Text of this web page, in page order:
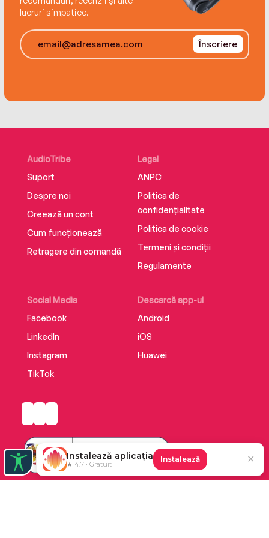
lucruri simpatice.
Înscriere
AudioTribe
Suport
Despre noi
Creează un cont
Cum funcționează
Retragere din comandă
Social Media
Facebook
LinkedIn
Instagram
TikTok
Descarcă app-ul
Android
iOS
Huawei
Legal
ANPC
Politica de
confidențialitate
Politica de cookie
Termeni și condiții
Regulamente
Instalează aplicația
★ 4.7 · Gratuit
Instalează ✕